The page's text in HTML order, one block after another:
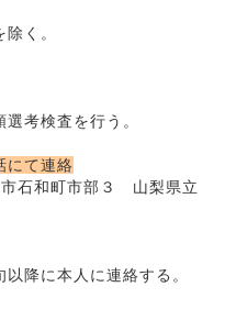
く。
考検査を行う。
にて連絡
石和町市部３ 山梨県立
降に本人に連絡する。